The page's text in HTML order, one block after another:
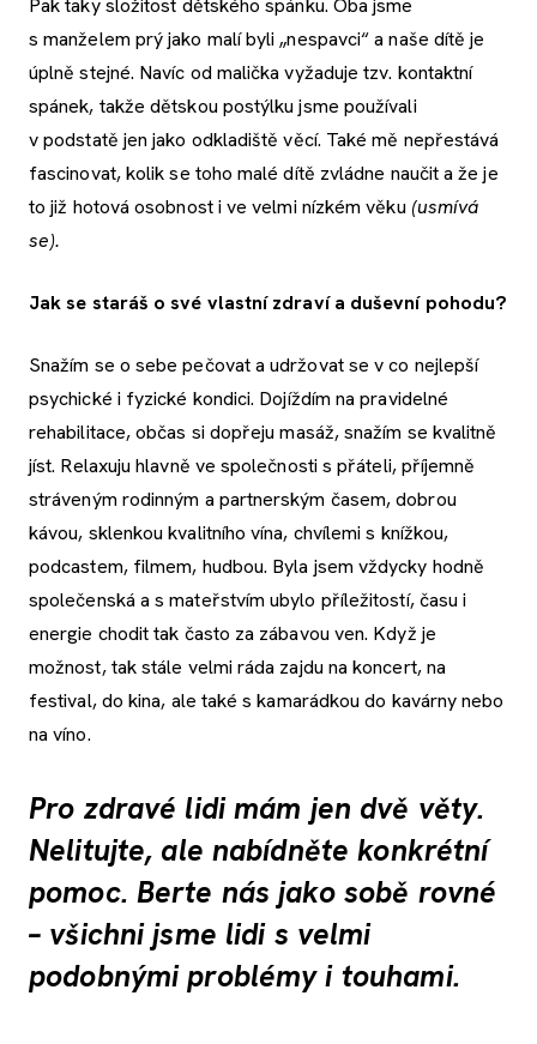
s manželem prý jako malí byli „nespavci“ a naše dítě je
úplně stejné. Navíc od malička vyžaduje tzv. kontaktní
spánek, takže dětskou postýlku jsme používali
v podstatě jen jako odkladiště věcí. Také mě nepřestává
fascinovat, kolik se toho malé dítě zvládne naučit a že je
to již hotová osobnost i ve velmi nízkém věku (usmívá
se).
Jak se staráš o své vlastní zdraví a duševní pohodu?
Snažím se o sebe pečovat a udržovat se v co nejlepší
psychické i fyzické kondici. Dojíždím na pravidelné
rehabilitace, občas si dopřeju masáž, snažím se kvalitně
jíst. Relaxuju hlavně ve společnosti s přáteli, příjemně
stráveným rodinným a partnerským časem, dobrou
kávou, sklenkou kvalitního vína, chvílemi s knížkou,
podcastem, filmem, hudbou. Byla jsem vždycky hodně
společenská a s mateřstvím ubylo příležitostí, času i
energie chodit tak často za zábavou ven. Když je
možnost, tak stále velmi ráda zajdu na koncert, na
festival, do kina, ale také s kamarádkou do kavárny nebo
na víno.
Pro zdravé lidi mám jen dvě věty.
Nelitujte, ale nabídněte konkrétní
pomoc. Berte nás jako sobě rovné
– všichni jsme lidi s velmi
podobnými problémy i touhami.